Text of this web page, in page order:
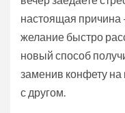
настоящая причина
желание быстро
новый способ
заменив конфету на
с другом.